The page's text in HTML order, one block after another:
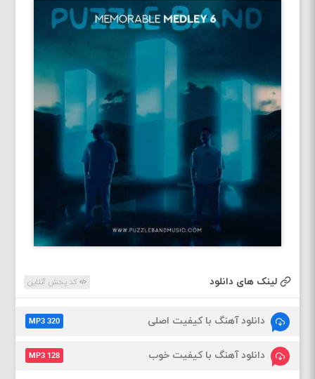
لینک های دانلود کد پخش آنلاین
دانلود آهنگ با کیفیت اصلی MP3 320
دانلود آهنگ با کیفیت خوب MP3 128